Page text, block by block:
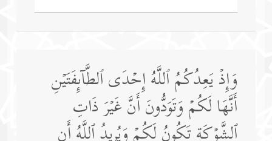
وَإِذۡ یَعِدُكُمُ ٱللَّهُ إِحۡدَى ٱلطَّاۤىِٕفَتَیۡنِ
أَنَّهَا لَكُمۡ وَتَوَدُّونَ أَنَّ غَیۡرَ ذَاتِ